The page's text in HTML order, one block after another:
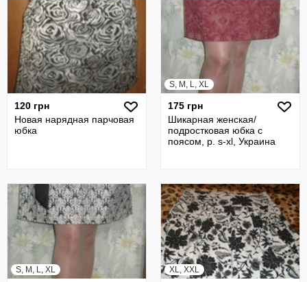
120 грн
Новая нарядная парчовая
юбка
S, M, L, XL
175 грн
Шикарная женская/
подростковая юбка с
поясом, р. s-xl, Украина
S, M, L, XL XL, XXL